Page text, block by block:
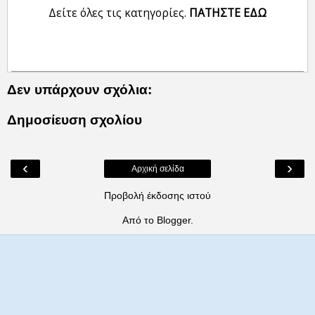
Δείτε όλες τις κατηγορίες. ΠΑΤΗΣΤΕ ΕΔΩ
Δεν υπάρχουν σχόλια:
Δημοσίευση σχολίου
‹ ›
Αρχική σελίδα
Προβολή έκδοσης ιστού
Από το Blogger.